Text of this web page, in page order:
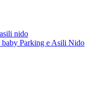
nido
baby Parking e Asili Nido